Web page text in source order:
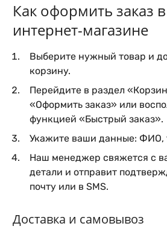
Как оформить заказ
интернет-магазине
Выберите нужный товар и
корзину.
Перейдите в раздел
«Оформить заказ» или
функцией «Быстрый заказ».
Укажите ваши данные: ФИО,
Наш менеджер свяжется с
детали и отправит
почту или в SMS.
Доставка и самовывоз